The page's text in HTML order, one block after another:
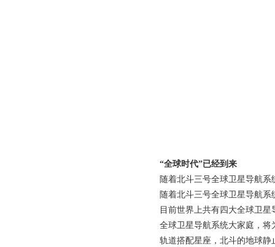
“全球时代”已经到来
随着北斗三号全球卫星导航
随着北斗三号全球卫星导航
目前世界上共有四大全球卫
全球卫星导航系统大家庭，
轨道搭配星座，北斗的地球